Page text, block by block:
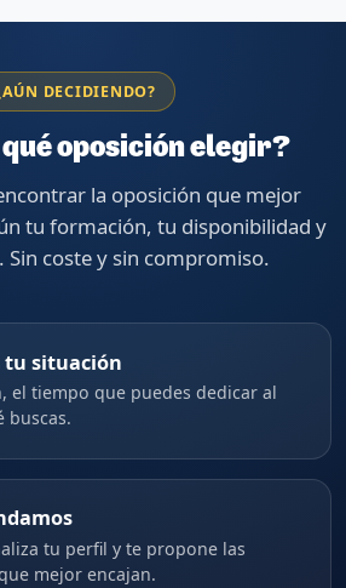
DECIDIENDO?
qué oposición elegir?
la oposición que mejor
tu formación, tu disponibilidad y
Sin coste y sin compromiso.
tu situación
el tiempo que puedes dedicar al
buscas.
tu perfil y te propone las
mejor encajan.